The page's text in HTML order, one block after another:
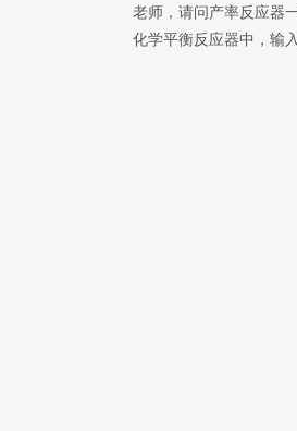
老师，请问产率反应器
化学平衡反应器中，输